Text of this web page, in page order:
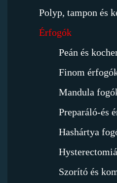
Polyp, tampon és
Érfogók
Peán és
Finom
Mandula
Preparáló-és
Hashártya
Szorító és